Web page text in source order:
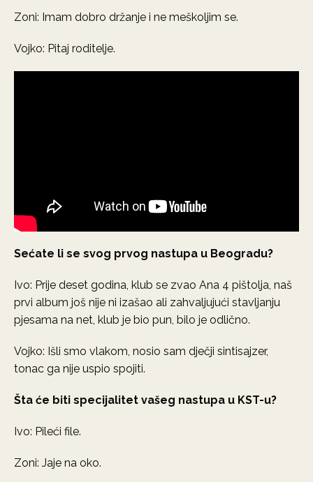
Zoni: Imam dobro držanje i ne meškoljim se.
Vojko: Pitaj roditelje.
Sećate li se svog prvog nastupa u Beogradu?
Ivo: Prije deset godina, klub se zvao Ana 4 pištolja, naš
prvi album još nije ni izašao ali zahvaljujući stavljanju
pjesama na net, klub je bio pun, bilo je odlično.
Vojko: Išli smo vlakom, nosio sam dječji sintisajzer,
tonac ga nije uspio spojiti.
Šta će biti specijalitet vašeg nastupa u KST-u?
Ivo: Pileći file.
Zoni: Jaje na oko.